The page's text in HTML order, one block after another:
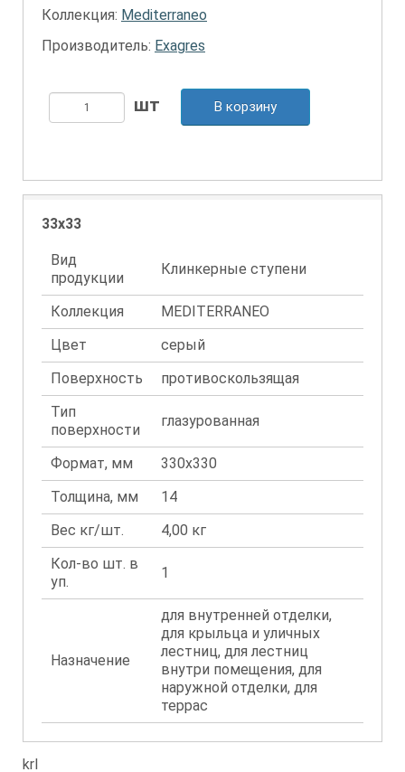
Коллекция: Mediterraneo
Производитель: Exagres
В корзину
33x33
Вид
продукции
Клинкерные ступени
Коллекция
MEDITERRANEO
Цвет
серый
Поверхность
противоскользящая
Тип
поверхности
глазурованная
Формат, мм
330x330
Толщина, мм
14
Вес кг/шт.
4,00 кг
Кол-во шт. в
уп.
1
Назначение
для внутренней отделки,
для крыльца и уличных
лестниц, для лестниц
внутри помещения, для
наружной отделки, для
террас
krl